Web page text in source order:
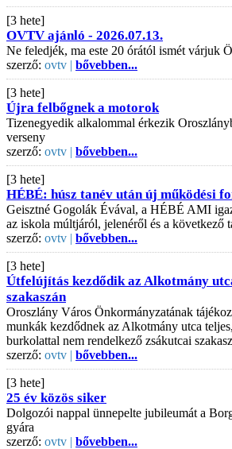
[3 hete]
OVTV ajánló - 2026.07.13.
Ne feledjék, ma este 20 órától ismét várjuk
szerző: ovtv | bővebben...
[3 hete]
Újra felbőgnek a motorok
Tizenegyedik alkalommal érkezik
verseny
szerző: ovtv | bővebben...
[3 hete]
HÉBÉ: húsz tanév után új működési
Geisztné Gogolák Évával, a HÉBÉ AMI
az iskola múltjáról, jelenéről és a következő
szerző: ovtv | bővebben...
[3 hete]
Útfelújítás kezdődik az Alkotmány
szakaszán
Oroszlány Város Önkormányzatának
munkák kezdődnek az Alkotmány utca
burkolattal nem rendelkező zsákutcai
szerző: ovtv | bővebben...
[3 hete]
25 év közös siker
Dolgozói nappal ünnepelte jubileumát a
gyára
szerző: ovtv | bővebben...